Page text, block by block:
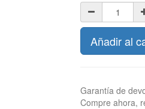
Añadir al
Garantía de
Compre ahora,